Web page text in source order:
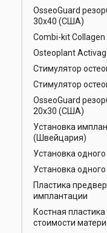
OsseoGuard
30х40 (США)
Combi-kit
Osteoplant
Стимулятор
Стимулятор
OsseoGuard
20х30 (США)
Установка
(Швейцария)
Установка
Установка
Пластика
имплантации
Костная
стоимости